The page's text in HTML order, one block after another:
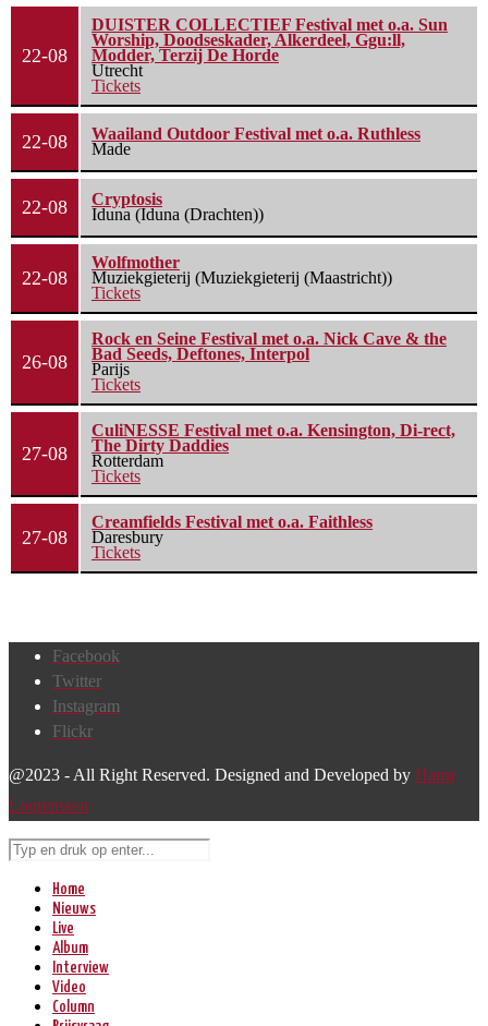
22-08
DUISTER COLLECTIEF Festival met o.a. Sun
Worship, Doodseskader, Alkerdeel, Ggu:ll,
Modder, Terzij De Horde
Utrecht
Tickets
22-08
Waailand Outdoor Festival met o.a. Ruthless
Made
22-08
Cryptosis
Iduna (Iduna (Drachten))
22-08
Wolfmother
Muziekgieterij (Muziekgieterij (Maastricht))
Tickets
26-08
Rock en Seine Festival met o.a. Nick Cave & the
Bad Seeds, Deftones, Interpol
Parijs
Tickets
27-08
CuliNESSE Festival met o.a. Kensington, Di-rect,
The Dirty Daddies
Rotterdam
Tickets
27-08
Creamfields Festival met o.a. Faithless
Daresbury
Tickets
Facebook
Twitter
Instagram
Flickr
@2023 - All Right Reserved. Designed and Developed by Harm
Lourenssen
Home
Nieuws
Live
Album
Interview
Video
Column